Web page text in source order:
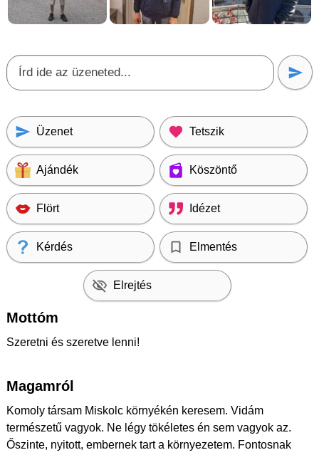
Üzenet Tetszik
Ajándék Köszöntő
Flört Idézet
Kérdés Elmentés
Elrejtés
Mottóm
Szeretni és szeretve lenni!
Magamról
Komoly társam Miskolc környékén keresem. Vidám
természetű vagyok. Ne légy tökéletes én sem vagyok az.
Őszinte, nyitott, embernek tart a környezetem. Fontosnak